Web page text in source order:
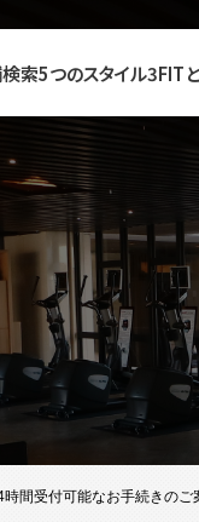
索5つのスタイル3FIT
間受付可能なお手続きのご